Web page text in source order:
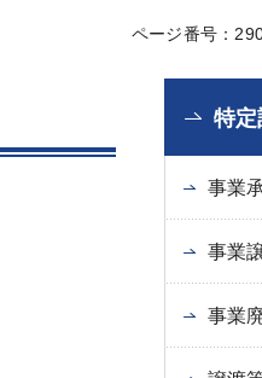
ページ番号：
特定
事業
事業
事業